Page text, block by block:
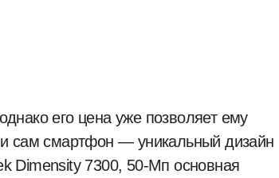
его цена уже позволяет ему
и сам смартфон — уникальный дизайн
Dimensity 7300, 50-Мп основная